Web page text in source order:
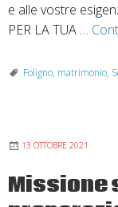
e alle vostre
PER LA TUA …
Foligno, matrimonio,
13 OTTOBRE 2021
Missione